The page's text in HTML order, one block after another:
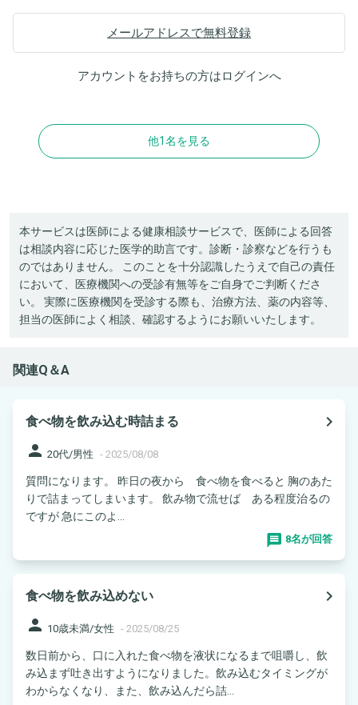
メールアドレスで無料登録
アカウントをお持ちの方はログインへ
他1名を見る
本サービスは医師による健康相談サービスで、医師による回答
は相談内容に応じた医学的助言です。診断・診察などを行うも
のではありません。 このことを十分認識したうえで自己の責任
において、医療機関への受診有無等をご自身でご判断くださ
い。 実際に医療機関を受診する際も、治療方法、薬の内容等、
担当の医師によく相談、確認するようにお願いいたします。
関連Q＆A
食べ物を飲み込む時詰まる
navigate_next
person 20代/男性 - 2025/08/08
質問になります。 昨日の夜から 食べ物を食べると 胸のあた
りで詰まってしまいます。 飲み物で流せば ある程度治るの
ですが 急にこのよ...
8名が回答
食べ物を飲み込めない
navigate_next
person 10歳未満/女性 - 2025/08/25
数日前から、口に入れた食べ物を液状になるまで咀嚼し、飲
み込まず吐き出すようになりました。飲み込むタイミングが
わからなくなり、また、飲み込んだら詰...